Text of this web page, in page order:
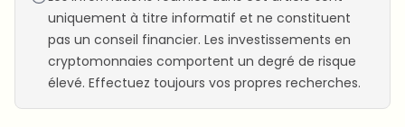
uniquement à titre informatif et ne constituent
pas un conseil financier. Les investissements en
cryptomonnaies comportent un degré de risque
élevé. Effectuez toujours vos propres recherches.